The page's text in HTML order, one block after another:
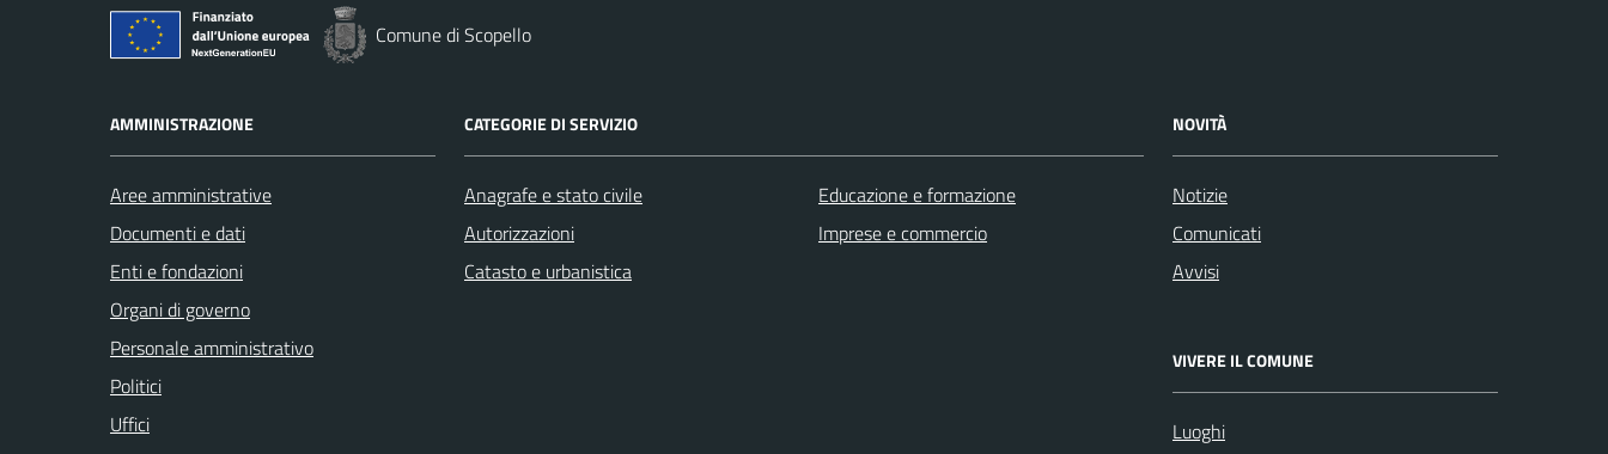
Comune di Scopello
AMMINISTRAZIONE
Aree amministrative
Documenti e dati
Enti e fondazioni
Organi di governo
Personale amministrativo
Politici
Uffici
CATEGORIE DI SERVIZIO
Anagrafe e stato civile
Autorizzazioni
Catasto e urbanistica
Educazione e formazione
Imprese e commercio
NOVITÀ
Notizie
Comunicati
Avvisi
VIVERE IL COMUNE
Luoghi